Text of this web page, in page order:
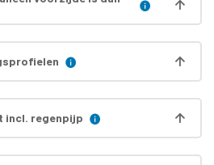
incl. regenpijp